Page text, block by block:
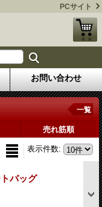
PCサイト
お問い合わせ
一覧
売れ筋順
表示件数:
バッグ